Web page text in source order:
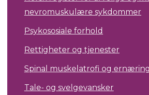
nevromuskulære sykdommer
Psykososiale forhold
Rettigheter og tjenester
Spinal muskelatrofi og ernæring
Tale- og svelgevansker